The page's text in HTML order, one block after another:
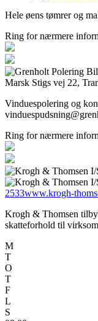
Hele øens tømrer og
Ring for nærmere
Marsk Stigs vej 22,
Vinduespolering og
Ring for nærmere
2533www.krogh-
Krogh & Thomsen
skatteforhold til
M
T
O
T
F
L
S